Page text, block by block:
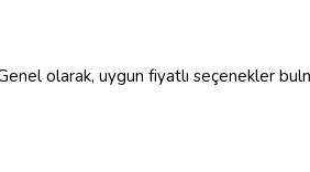
olarak, uygun fiyatlı seçenekler